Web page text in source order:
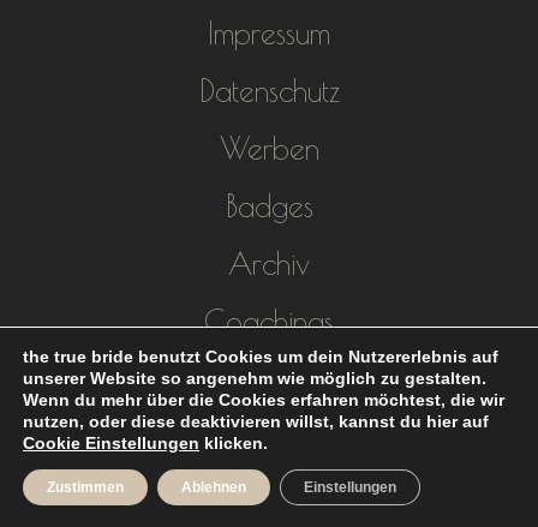
Impressum
Datenschutz
Werben
Badges
Archiv
Coachings
Hochzeitsblog the true bride ©2017 -
the true bride benutzt Cookies um dein Nutzererlebnis auf
unserer Website so angenehm wie möglich zu gestalten.
Wenn du mehr über die Cookies erfahren möchtest, die wir
nutzen, oder diese deaktivieren willst, kannst du hier auf
Cookie Einstellungen klicken.
Zustimmen Ablehnen Einstellungen